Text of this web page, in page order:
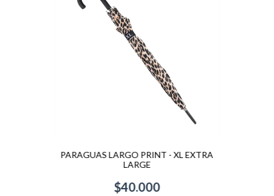
PARAGUAS LARGO PRINT - XL EXTRA
LARGE
$40.000